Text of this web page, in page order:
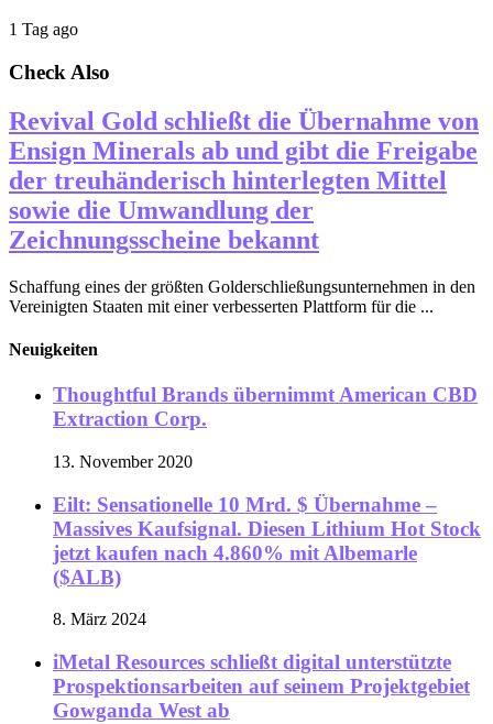
1 Tag ago
Check Also
Revival Gold schließt die Übernahme von
Ensign Minerals ab und gibt die Freigabe
der treuhänderisch hinterlegten Mittel
sowie die Umwandlung der
Zeichnungsscheine bekannt
Schaffung eines der größten Golderschließungsunternehmen in den
Vereinigten Staaten mit einer verbesserten Plattform für die ...
Neuigkeiten
Thoughtful Brands übernimmt American CBD
Extraction Corp.
13. November 2020
Eilt: Sensationelle 10 Mrd. $ Übernahme –
Massives Kaufsignal. Diesen Lithium Hot Stock
jetzt kaufen nach 4.860% mit Albemarle
($ALB)
8. März 2024
iMetal Resources schließt digital unterstützte
Prospektionsarbeiten auf seinem Projektgebiet
Gowganda West ab